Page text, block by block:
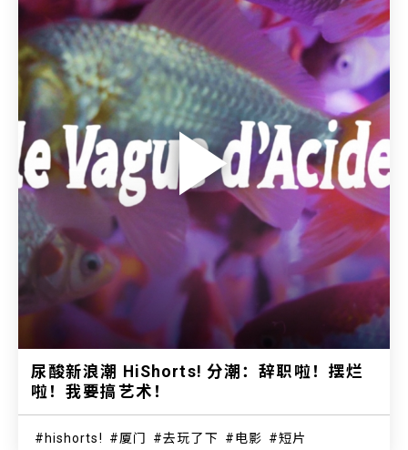
尿酸新浪潮 HiShorts! 分潮：辞职啦！摆烂
啦！我要搞艺术！
hishorts! 厦门 去玩了下 电影 短片